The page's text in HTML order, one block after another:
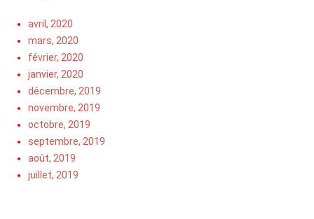
avril, 2020
mars, 2020
février, 2020
janvier, 2020
décembre, 2019
novembre, 2019
octobre, 2019
septembre, 2019
août, 2019
juillet, 2019